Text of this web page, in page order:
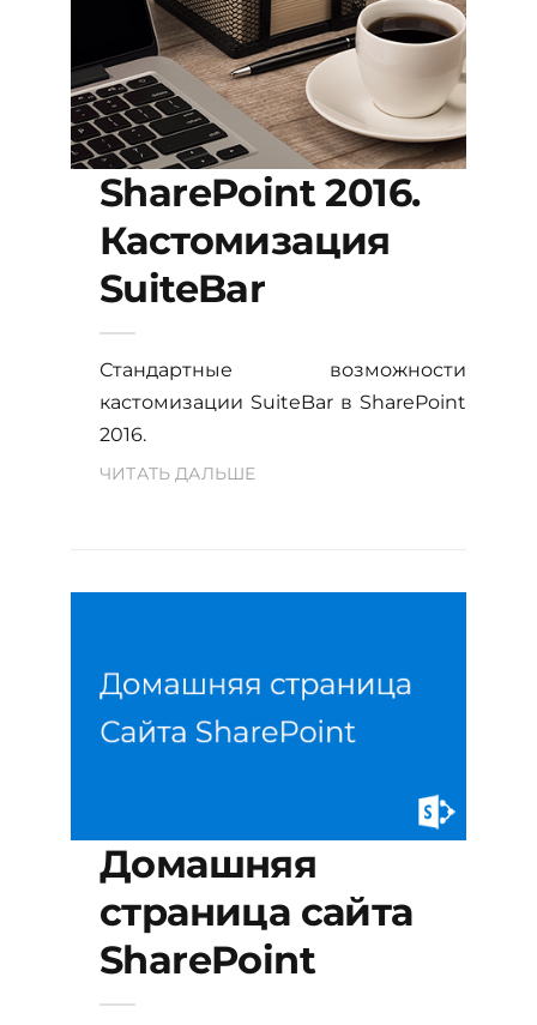
SharePoint 2016.
Кастомизация
SuiteBar
Стандартные возможности
кастомизации SuiteBar в SharePoint
2016.
ЧИТАТЬ ДАЛЬШЕ
Домашняя
страница сайта
SharePoint